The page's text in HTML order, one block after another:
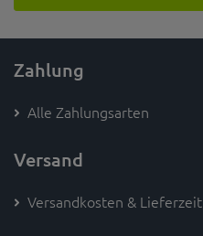
Zahlung
Alle Zahlungsarten
Versand
Versandkosten & Lieferzeit